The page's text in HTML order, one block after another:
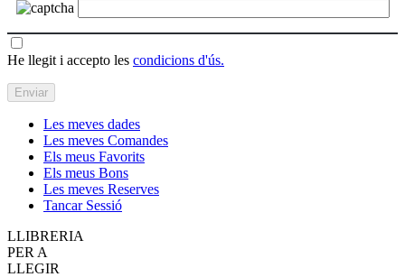
He llegit i accepto les condicions d'ús.
Les meves dades
Les meves Comandes
Els meus Favorits
Els meus Bons
Les meves Reserves
Tancar Sessió
LLIBRERIA
PER A
LLEGIR